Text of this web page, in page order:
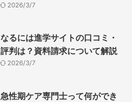
2026/3/7
なるには進学サイトの口コミ・
評判は？資料請求について解説
2026/3/7
急性期ケア専門士って何ができ